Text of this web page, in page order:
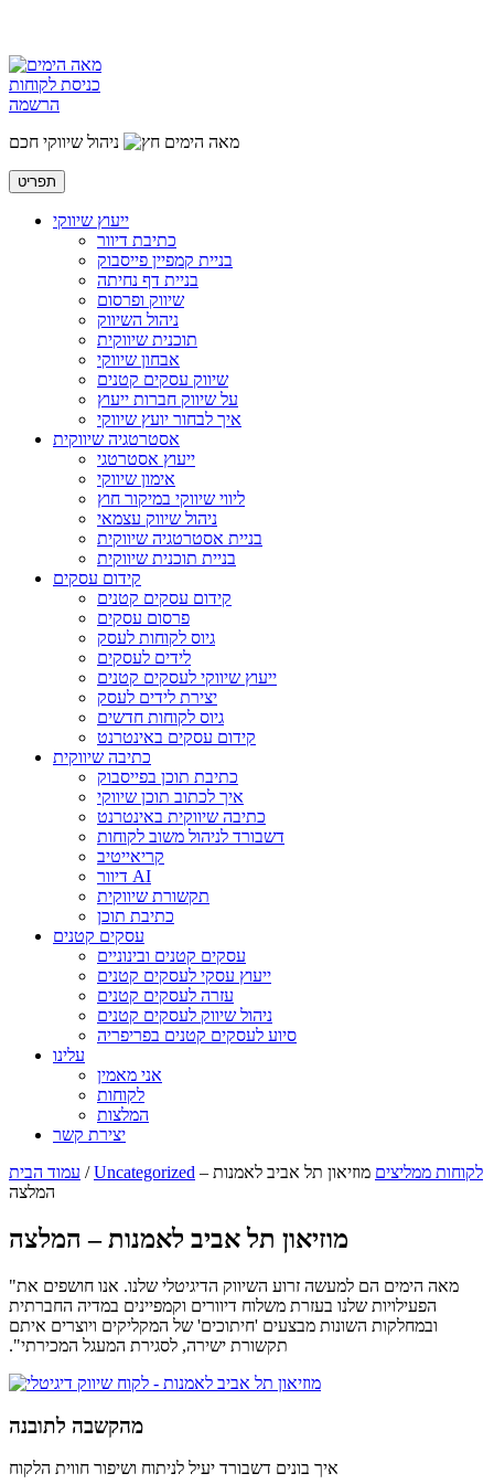
כניסת לקוחות
הרשמה
מאה הימים
ניהול שיווקי חכם
תפריט
ייעוץ שיווקי
כתיבת דיוור
בניית קמפיין פייסבוק
בניית דף נחיתה
שיווק ופרסום
ניהול השיווק
תוכנית שיווקית
אבחון שיווקי
שיווק עסקים קטנים
על שיווק חברות ייעוץ
איך לבחור יועץ שיווקי
אסטרטגיה שיווקית
ייעוץ אסטרטגי
אימון שיווקי
ליווי שיווקי במיקור חוץ
ניהול שיווק עצמאי
בניית אסטרטגיה שיווקית
בניית תוכנית שיווקית
קידום עסקים
קידום עסקים קטנים
פרסום עסקים
גיוס לקוחות לעסק
לידים לעסקים
ייעוץ שיווקי לעסקים קטנים
יצירת לידים לעסק
גיוס לקוחות חדשים
קידום עסקים באינטרנט
כתיבה שיווקית
כתיבת תוכן בפייסבוק
איך לכתוב תוכן שיווקי
כתיבה שיווקית באינטרנט
דשבורד לניהול משוב לקוחות
קריאייטיב
דיוור AI
תקשורת שיווקית
כתיבת תוכן
עסקים קטנים
עסקים קטנים ובינוניים
ייעוץ עסקי לעסקים קטנים
עזרה לעסקים קטנים
ניהול שיווק לעסקים קטנים
סיוע לעסקים קטנים בפריפריה
עלינו
אני מאמין
לקוחות
המלצות
יצירת קשר
עמוד הבית /Uncategorized לקוחות ממליצים מוזיאון תל אביב לאמנות –
המלצה
מוזיאון תל אביב לאמנות – המלצה
"מאה הימים הם למעשה זרוע השיווק הדיגיטלי שלנו. אנו חושפים את
הפעילויות שלנו בעזרת משלוח דיוורים וקמפיינים במדיה החברתית
ובמחלקות השונות מבצעים 'חיתוכים' של המקליקים ויוצרים איתם
תקשורת ישירה, לסגירת המעגל המכירתי".
מהקשבה לתובנה
איך בונים דשבורד יעיל לניתוח ושיפור חווית הלקוח